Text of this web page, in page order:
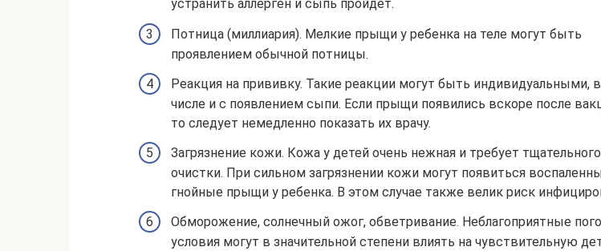
устранить аллерген и сыпь пройдет.
Потница (миллиария). Мелкие прыщи у ребенка на теле могут быть
проявлением обычной потницы.
Реакция на прививку. Такие реакции могут быть индивидуальными,
числе и с появлением сыпи. Если прыщи появились вскоре после
то следует немедленно показать их врачу.
Загрязнение кожи. Кожа у детей очень нежная и требует
очистки. При сильном загрязнении кожи могут появиться
гнойные прыщи у ребенка. В этом случае также велик риск
Обморожение, солнечный ожог, обветривание. Неблагоприятные
условия могут в значительной степени влиять на чувствительную